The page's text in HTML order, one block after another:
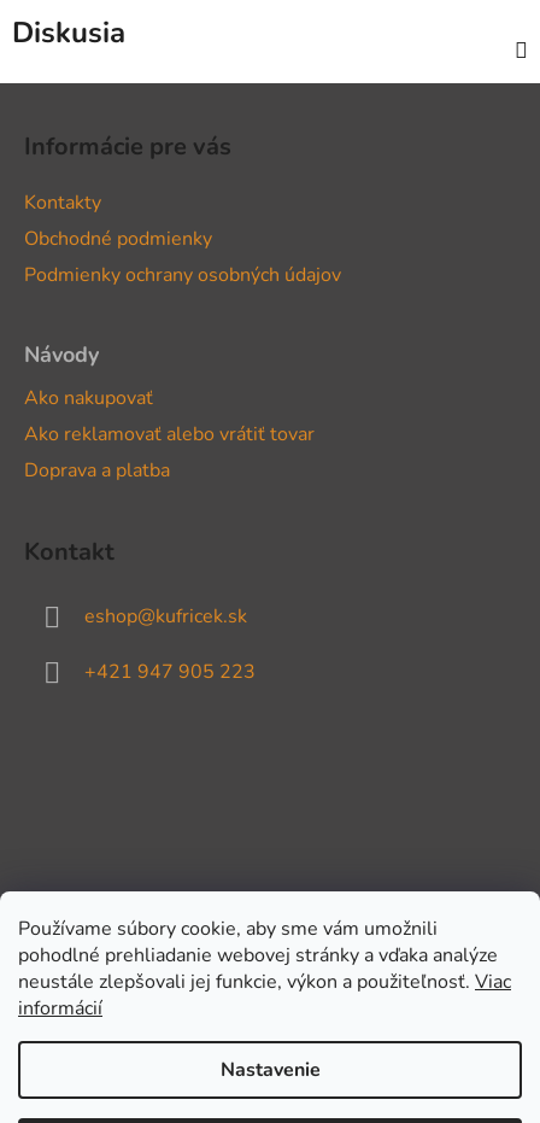
Používame súbory cookie, aby sme vám umožnili
pohodlné prehliadanie webovej stránky a vďaka analýze
neustále zlepšovali jej funkcie, výkon a použiteľnosť. Viac
informácií
Nastavenie
Diskusia
Informácie pre vás
Kontakty
Obchodné podmienky
Podmienky ochrany osobných údajov
Návody
Ako nakupovať
Ako reklamovať alebo vrátiť tovar
Doprava a platba
Kontakt
eshop@kufricek.sk
+421 947 905 223
Prijímame online platby